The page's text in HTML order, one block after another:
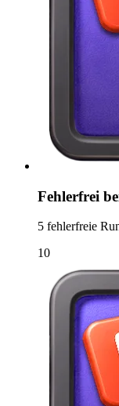
Fehlerfrei
5 fehlerfreie
10